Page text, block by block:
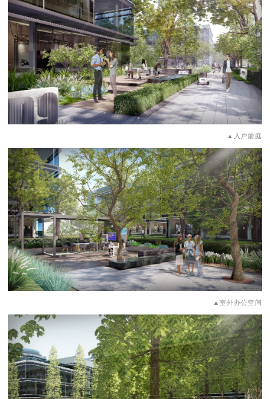
▲入户前庭
▲室外办公空间